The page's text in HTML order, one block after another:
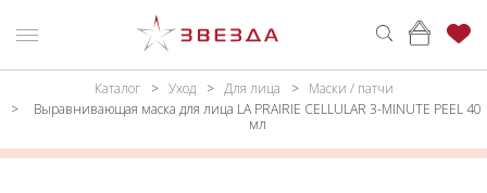
КАТАЛОГ
ПАРФЮМЕРИЯ
Каталог Уход Для лица
Маски / патчи
Выравнивающая маска для лица LA PRAIRIE CELLULAR 3-MINUTE PEEL 40
мл